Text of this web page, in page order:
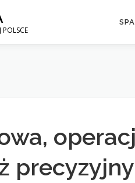
precyzyjny